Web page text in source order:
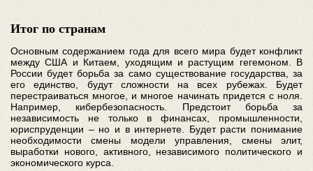
Итог по странам
Основным содержанием года для всего мира будет конфликт
между США и Китаем, уходящим и растущим гегемоном. В
России будет борьба за само существование государства, за
его единство, будут сложности на всех рубежах. Будет
перестраиваться многое, и многое начинать придется с ноля.
Например, кибербезопасность. Предстоит борьба за
независимость не только в финансах, промышленности,
юриспруденции – но и в интернете. Будет расти понимание
необходимости смены модели управления, смены элит,
выработки нового, активного, независимого политического и
экономического курса.